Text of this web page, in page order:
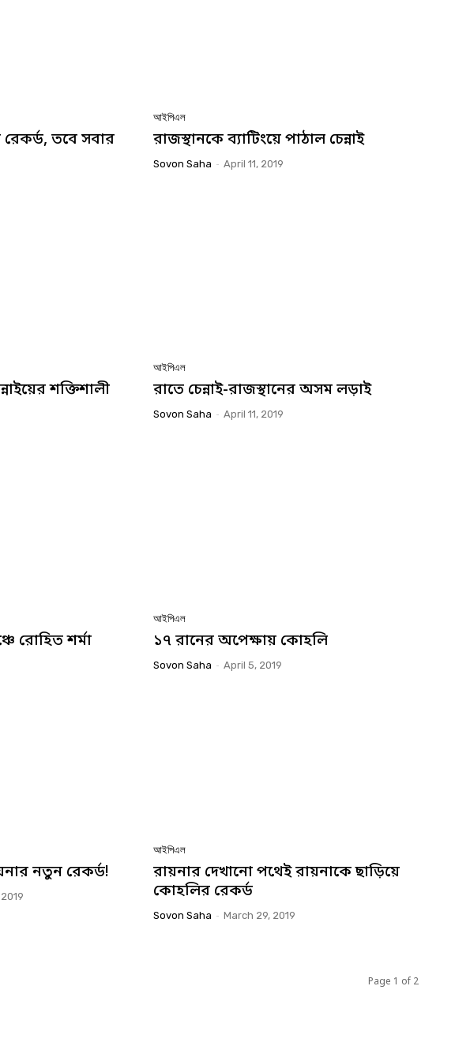
তবে সবার
আইপিএল
রাজস্থানকে ব্যাটিংয়ে পাঠাল চেন্নাই
Sovon Saha - April 11, 2019
শক্তিশালী
আইপিএল
রাতে চেন্নাই-রাজস্থানের অসম লড়াই
Sovon Saha - April 11, 2019
রোহিত শর্মা
আইপিএল
১৭ রানের অপেক্ষায় কোহলি
Sovon Saha - April 5, 2019
নতুন রেকর্ড!
আইপিএল
রায়নার দেখানো পথেই রায়নাকে ছাড়িয়ে
কোহলির রেকর্ড
Sovon Saha - March 29, 2019
Page 1 of 2